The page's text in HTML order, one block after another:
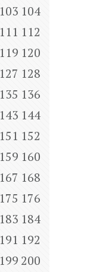
103 104
111 112
119 120
127 128
135 136
143 144
151 152
159 160
167 168
175 176
183 184
191 192
199 200